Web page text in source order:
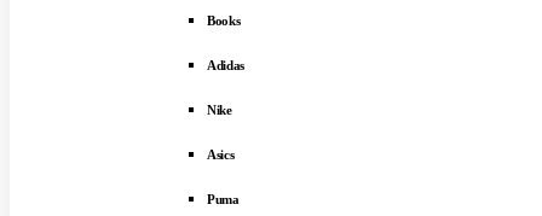
Books
Adidas
Nike
Asics
Puma